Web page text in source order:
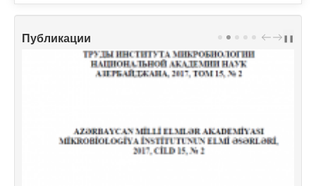
Публикации PREV
NEXT
❚❚